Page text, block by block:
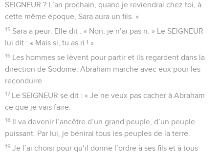
SEIGNEUR ? L’an prochain, quand je reviendrai chez toi, à
cette même époque, Sara aura un fils. »
15 Sara a peur. Elle dit : « Non, je n’ai pas ri. » Le SEIGNEUR
lui dit : « Mais si, tu as ri ! »
16 Les hommes se lèvent pour partir et ils regardent dans la
direction de Sodome. Abraham marche avec eux pour les
reconduire.
17 Le SEIGNEUR se dit : « Je ne veux pas cacher à Abraham
ce que je vais faire.
18 Il va devenir l’ancêtre d’un grand peuple, d’un peuple
puissant. Par lui, je bénirai tous les peuples de la terre.
19 Je l’ai choisi pour qu’il donne l’ordre à ses fils et à tous